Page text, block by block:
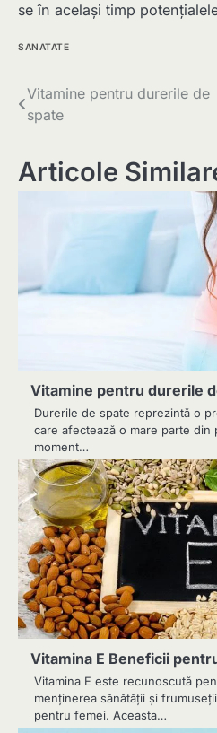
se în același timp
SANATATE
Navigare
în
articole
Vitamine pentru durerile de
spate
Articole
Vitamine pentru durerile
Durerile de spate reprezintă o
care afectează o mare parte din
moment…
Vitamina E Beneficii
Vitamina E este recunoscută
menținerea sănătății și
pentru femei. Aceasta…